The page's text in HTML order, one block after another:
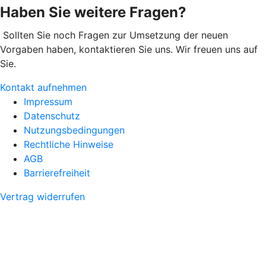
Haben Sie weitere Fragen?
Sollten Sie noch Fragen zur Umsetzung der neuen
Vorgaben haben, kontaktieren Sie uns. Wir freuen uns auf
Sie.
Kontakt aufnehmen
Impressum
Datenschutz
Nutzungsbedingungen
Rechtliche Hinweise
AGB
Barrierefreiheit
Vertrag widerrufen